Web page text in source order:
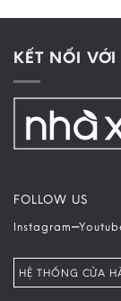
KẾT NỐI
FOLLOW US
Instagram–
HỆ THỐNG CỬA